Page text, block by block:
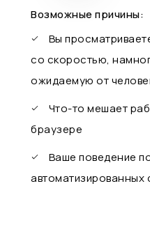
Возможные причины:
Вы
со скоростью,
ожидаемую от
Что-то мешает
браузере
Ваше поведение
автоматизированных